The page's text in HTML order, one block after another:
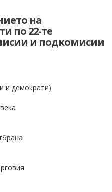
на
по 22-те
и подкомисии
и демократи)